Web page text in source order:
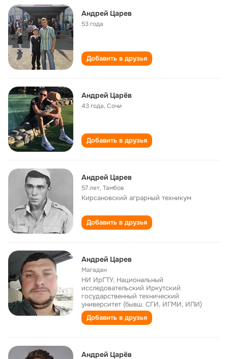
Андрей Царев
53 года
Добавить в друзья
Андрей Царёв
43 года,Сочи
Добавить в друзья
Андрей Царев
57 лет,Тамбов
Кирсановский аграрный техникум
Добавить в друзья
Андрей Царев
Магадан
НИ ИрГТУ, Национальный
исследовательский Иркутский
государственный технический
университет (бывш. СГИ, ИГМИ, ИПИ)
Добавить в друзья
Андрей Царёв